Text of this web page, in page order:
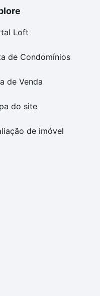
Loft
de Condomínios
de Venda
do site
de imóvel